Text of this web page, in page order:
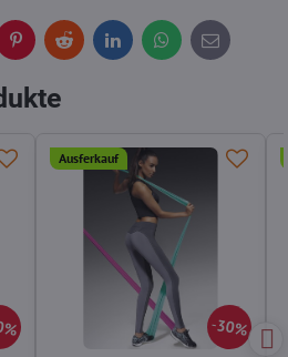
PinterestReddit LinkedInWhatsApp
E-
mail
30%
Ausferkauf